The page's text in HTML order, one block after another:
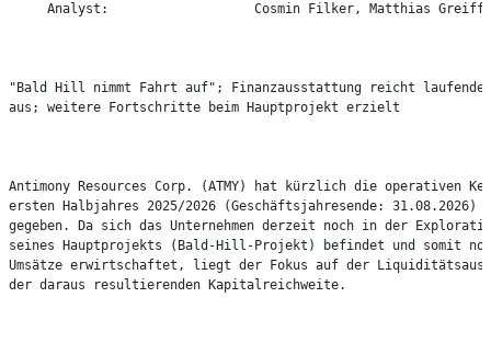
Analyst:                   Cosmin Filker, Matthias
"Bald Hill nimmt Fahrt auf"; Finanzausstattung reicht laufendes
aus; weitere Fortschritte beim Hauptprojekt erzielt
Antimony Resources Corp. (ATMY) hat kürzlich die operativen
ersten Halbjahres 2025/2026 (Geschäftsjahresende: 31.08.2026)
gegeben. Da sich das Unternehmen derzeit noch in der
seines Hauptprojekts (Bald-Hill-Projekt) befindet und somit
Umsätze erwirtschaftet, liegt der Fokus auf der
der daraus resultierenden Kapitalreichweite.